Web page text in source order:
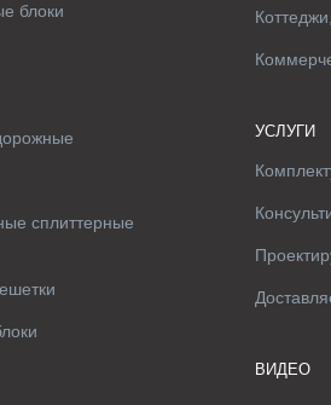
блоки
сплиттерные
УСЛУГИ
ВИДЕО